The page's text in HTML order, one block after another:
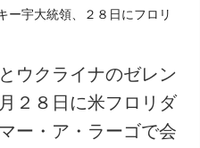
ウクライナのゼレン
２８日に米フロリダ
ー・ア・ラーゴで会